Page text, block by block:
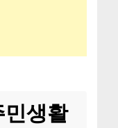
민생활